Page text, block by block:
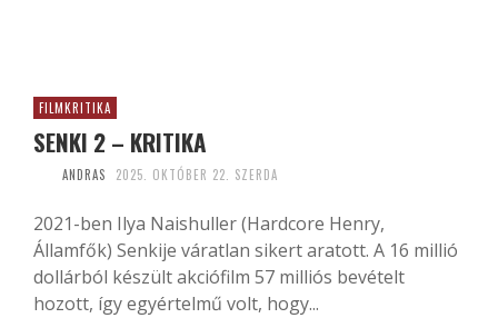
FILMKRITIKA
SENKI 2 – KRITIKA
ANDRAS 2025. OKTÓBER 22. SZERDA
2021-ben Ilya Naishuller (Hardcore Henry,
Államfők) Senkije váratlan sikert aratott. A 16 millió
dollárból készült akciófilm 57 milliós bevételt
hozott, így egyértelmű volt, hogy...